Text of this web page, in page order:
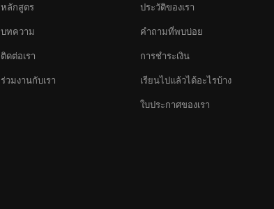
หลักสูตร
บทความ
ติดต่อเรา
ร่วมงานกับเรา
ประวัติของเรา
คำถามที่พบบ่อย
การชำระเงิน
เรียนไปแล้วได้อะไรบ้าง
ใบประกาศของเรา
มาร่วมงานกับเรา